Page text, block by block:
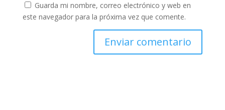
Guarda mi nombre, correo electrónico y web en
este navegador para la próxima vez que comente.